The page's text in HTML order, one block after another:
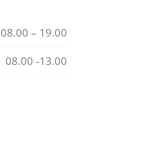
08.00 – 19.00
08.00 -13.00